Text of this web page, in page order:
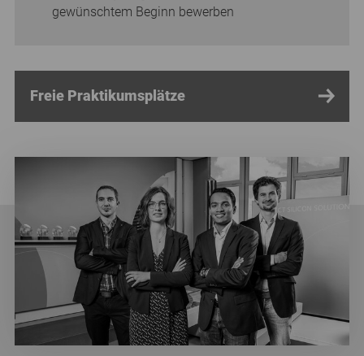
gewünschtem Beginn bewerben
Freie Praktikumsplätze